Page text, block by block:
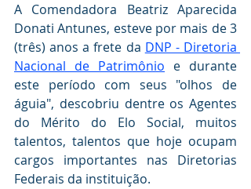
A Comendadora Beatriz Aparecida
Donati Antunes, esteve por mais de 3
(três) anos a frete da DNP - Diretoria
Nacional de Patrimônio e durante
este período com seus "olhos de
águia", descobriu dentre os Agentes
do Mérito do Elo Social, muitos
talentos, talentos que hoje ocupam
cargos importantes nas Diretorias
Federais da instituição.